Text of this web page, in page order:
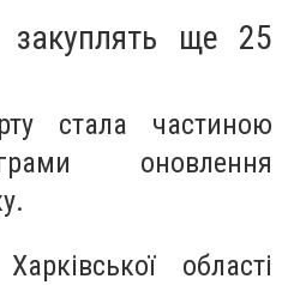
закуплять ще 25
стала частиною
оновлення
області